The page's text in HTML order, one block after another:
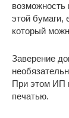
возможность
этой бумаги,
который
Заверение
При этом ИП
печатью.